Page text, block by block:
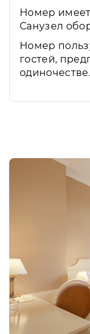
Номер имеет
Санузел
Номер
гостей,
одиночестве.